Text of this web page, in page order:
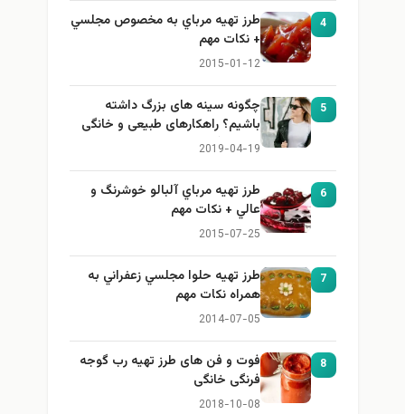
4
طرز تهيه مرباي به مخصوص مجلسي
+ نكات مهم
2015-01-12
5
چگونه سینه های بزرگ داشته
باشیم؟ راهکارهای طبیعی و خانگی
برای بزرگ کردن سینه
2019-04-19
6
طرز تهيه مرباي آلبالو خوشرنگ و
عالي + نكات مهم
2015-07-25
7
طرز تهيه حلوا مجلسي زعفراني به
همراه نكات مهم
2014-07-05
8
فوت و فن های طرز تهیه رب گوجه
فرنگی خانگی
2018-10-08